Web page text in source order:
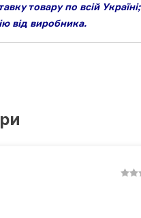
товару по всій Україні;
від виробника.